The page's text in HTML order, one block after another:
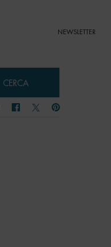
NEWSLETTER
CERCA
CONDIVIDI SU FACEBOOK
CONDIVIDI SU TWITTER
CONDIVIDI SU